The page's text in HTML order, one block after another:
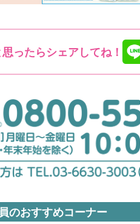
思ったらシェアしてね！
のおすすめコーナー